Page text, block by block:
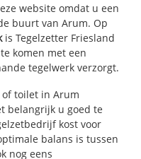
website omdat u een
buurt van Arum. Op
is Tegelzetter Friesland
komen met een
tegelwerk verzorgt.
toilet in Arum
belangrijk u goed te
kost voor
balans is tussen
nog eens